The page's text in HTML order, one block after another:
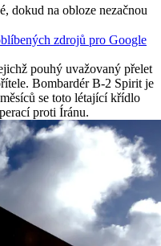
dokud na obloze nezačnou
zdrojů pro Google
pouhý uvažovaný přelet
Bombardér B-2 Spirit je
se toto létající křídlo
proti Íránu.